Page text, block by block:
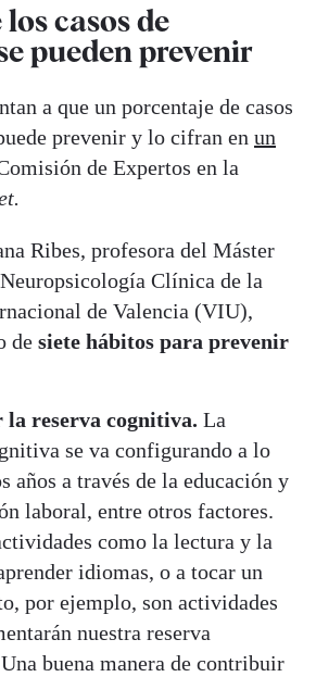
casos de
pueden prevenir
a que un porcentaje de casos
prevenir y lo cifran en un
de Expertos en la
Ribes, profesora del Máster
Clínica de la
de Valencia (VIU),
de siete hábitos para prevenir
la reserva cognitiva. La
se va configurando a lo
años a través de la educación y
laboral, entre otros factores.
como la lectura y la
idiomas, o a tocar un
por ejemplo, son actividades
nuestra reserva
buena manera de contribuir